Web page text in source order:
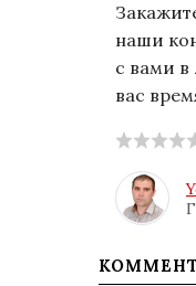
наши
с вами в
вас